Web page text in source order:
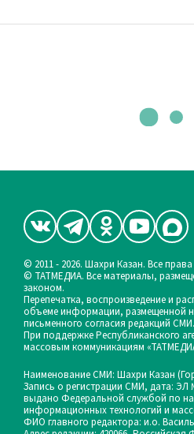
© 2011 - 2026. Шахри Казан. Все
© ТАТМЕДИА. Все материалы,
законом.
Перепечатка, воспроизведение и
объеме информации, размещенной
письменного согласия редакций СМИ.
При поддержке Республиканского
массовым коммуникациям
Наименование СМИ: Шахри Казан
Запись о регистрации СМИ, дата: ЭЛ
выдано Федеральной службой по
информационных технологий и
ФИО главного редактора: и.о.